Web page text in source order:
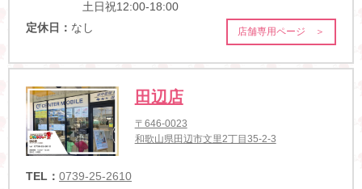
土日祝12:00-18:00
定休日： なし 店舗専用ページ ＞
田辺店
〒646-0023
和歌山県田辺市文里2丁目35-2-3
TEL： 0739-25-2610